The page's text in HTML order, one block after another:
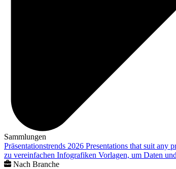
Sammlungen
Präsentationstrends 2026 Presentations that suit any
zu vereinfachen Infografiken Vorlagen, um Daten
Nach Branche